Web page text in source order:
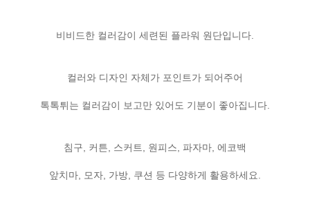
비비드한 컬러감이 세련된 플라워 원단입니다.
컬러와 디자인 자체가 포인트가 되어주어
톡톡튀는 컬러감이 보고만 있어도 기분이 좋아집니다.
침구, 커튼, 스커트, 원피스, 파자마, 에코백
앞치마, 모자, 가방, 쿠션 등 다양하게 활용하세요.